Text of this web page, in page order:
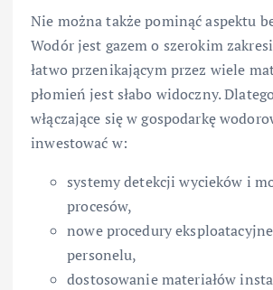
Nie można także pominąć aspektu
Wodór jest gazem o szerokim
łatwo przenikającym przez wiele
płomień jest słabo widoczny.
włączające się w gospodarkę
inwestować w:
systemy detekcji wycieków i
procesów,
nowe procedury
personelu,
dostosowanie materiałów